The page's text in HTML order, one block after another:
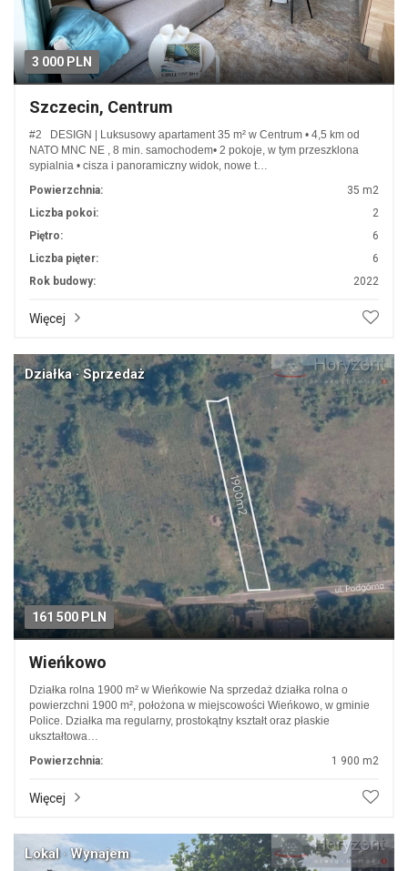
3 000 PLN
Szczecin, Centrum
#2 DESIGN | Luksusowy apartament 35 m² w Centrum • 4,5 km od
NATO MNC NE , 8 min. samochodem• 2 pokoje, w tym przeszklona
sypialnia • cisza i panoramiczny widok, nowe t…
Powierzchnia:
35 m2
Liczba pokoi:
2
Piętro:
6
Liczba pięter:
6
Rok budowy:
2022
Więcej
161 500 PLN
Działka · Sprzedaż
Wieńkowo
Działka rolna 1900 m² w Wieńkowie Na sprzedaż działka rolna o
powierzchni 1900 m², położona w miejscowości Wieńkowo, w gminie
Police. Działka ma regularny, prostokątny kształt oraz płaskie
ukształtowa…
Powierzchnia:
1 900 m2
Więcej
Lokal · Wynajem